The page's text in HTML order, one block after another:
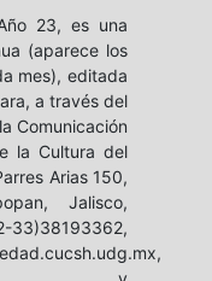
23, es una
(aparece los
mes), editada
a través del
Comunicación
la Cultura del
Arias 150,
Jalisco,